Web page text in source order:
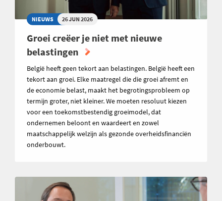
NIEUWS 26 JUN 2026
Groei creëer je niet met nieuwe
belastingen
België heeft geen tekort aan belastingen. België heeft een
tekort aan groei. Elke maatregel die die groei afremt en
de economie belast, maakt het begrotingsprobleem op
termijn groter, niet kleiner. We moeten resoluut kiezen
voor een toekomstbestendig groeimodel, dat
ondernemen beloont en waardeert en zowel
maatschappelijk welzijn als gezonde overheidsfinanciën
onderbouwt.